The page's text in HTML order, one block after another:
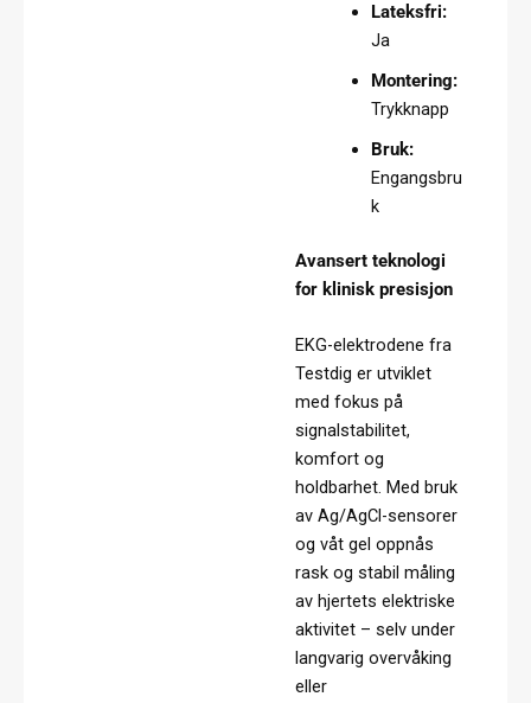
Lateksfri:
Ja
Montering:
Trykknapp
Bruk:
Engangsbru
k
Avansert teknologi
for klinisk presisjon
EKG-elektrodene fra
Testdig er utviklet
med fokus på
signalstabilitet,
komfort og
holdbarhet. Med bruk
av Ag/AgCl-sensorer
og våt gel oppnås
rask og stabil måling
av hjertets elektriske
aktivitet – selv under
langvarig overvåking
eller